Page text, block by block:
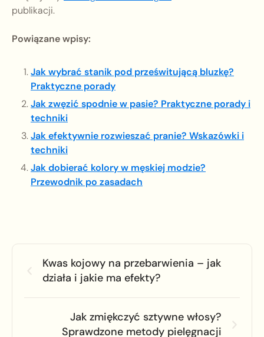
publikacji.
Powiązane wpisy:
Jak wybrać stanik pod prześwitującą bluzkę?
Praktyczne porady
Jak zwęzić spodnie w pasie? Praktyczne porady i
techniki
Jak efektywnie rozwieszać pranie? Wskazówki i
techniki
Jak dobierać kolory w męskiej modzie?
Przewodnik po zasadach
Kwas kojowy na przebarwienia – jak
działa i jakie ma efekty?
Jak zmiękczyć sztywne włosy?
Sprawdzone metody pielęgnacji